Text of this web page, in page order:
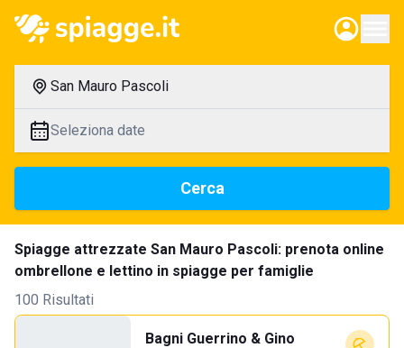
San Mauro Pascoli
Seleziona date
Cerca
Spiagge attrezzate San Mauro Pascoli: prenota online
ombrellone e lettino in spiagge per famiglie
100 Risultati
Bagni Guerrino & Gino